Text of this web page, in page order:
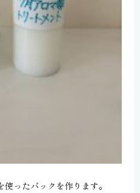
ったバックを作ります。